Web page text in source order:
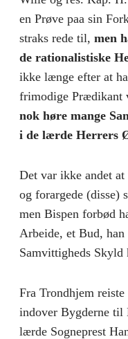
en Prøve paa sin
straks rede til, men
de rationalistiske
ikke længe efter at
frimodige Prædikant
nok høre mange
i de lærde Herrers
Det var ikke andet
og forargede (disse)
men Bispen forbød
Arbeide, et Bud,
Samvittigheds Skyld
Fra Trondhjem
indover Bygderne til
lærde Sogneprest